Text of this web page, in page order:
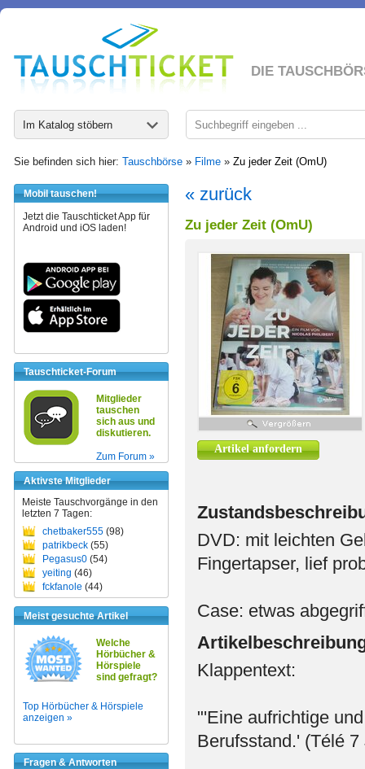
DIE
Im Katalog stöbern
Sie befinden sich hier: Tauschbörse » Filme » Zu jeder Zeit (OmU)
Mobil tauschen!
Jetzt die Tauschticket App für
Android und iOS laden!
Tauschticket-Forum
Mitglieder
tauschen
sich aus und
diskutieren.
Zum Forum »
Aktivste Mitglieder
Meiste Tauschvorgänge in den
letzten 7 Tagen:
chetbaker555 (98)
patrikbeck (55)
Pegasus0 (54)
yeiting (46)
fckfanole (44)
Meist gesuchte Artikel
Welche
Hörbücher &
Hörspiele
sind gefragt?
Top Hörbücher & Hörspiele
anzeigen »
Fragen & Antworten
« zurück
Zu jeder Zeit (OmU)
Artikel anfordern
DVD: mit leichten
Fingertapser, lief
Case: etwas
Klappentext:
"'Eine aufrichtige
Berufsstand.' (Télé 7